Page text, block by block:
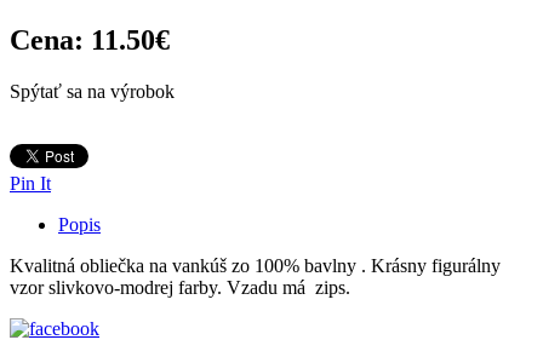
Cena: 11.50€
Spýtať sa na výrobok
Pin It
Popis
Kvalitná obliečka na vankúš zo 100% bavlny . Krásny figurálny
vzor slivkovo-modrej farby. Vzadu má zips.